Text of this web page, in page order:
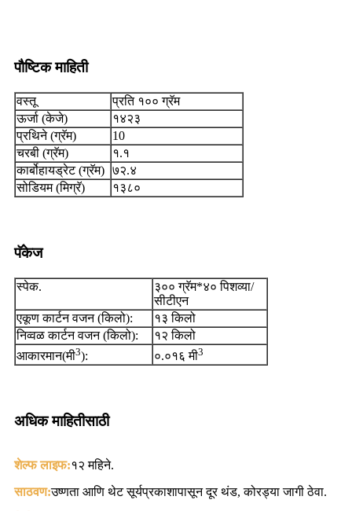
पौष्टिक माहिती
वस्तू
प्रति १०० ग्रॅम
ऊर्जा (केजे)
१४२३
प्रथिने (ग्रॅम)
10
चरबी (ग्रॅम)
१.१
कार्बोहायड्रेट (ग्रॅम) ७२.४
सोडियम (मिग्रॅ)
१३८०
पॅकेज
स्पेक.
३०० ग्रॅम*४० पिशव्या/
सीटीएन
एकूण कार्टन वजन (किलो):
१३ किलो
निव्वळ कार्टन वजन (किलो):
१२ किलो
आकारमान(मी3): ०.०१६ मी3
अधिक माहितीसाठी
शेल्फ लाइफ:१२ महिने.
साठवण:उष्णता आणि थेट सूर्यप्रकाशापासून दूर थंड, कोरड्या जागी ठेवा.